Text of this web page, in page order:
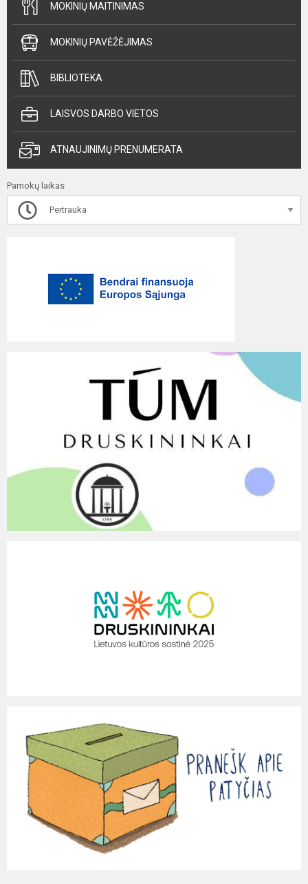
MOKINIŲ MAITINIMAS
MOKINIŲ PAVĖŽĖJIMAS
BIBLIOTEKA
LAISVOS DARBO VIETOS
ATNAUJINIMŲ PRENUMERATA
Pamokų laikas
Pertrauka